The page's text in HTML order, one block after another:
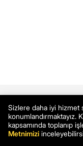
Sizlere daha iyi hizmet
konumlandırmaktayız.
kapsamında toplanıp
Metnimizi